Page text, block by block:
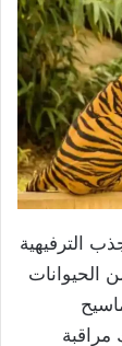
الترفيهية
الحيوانات
مراقبة